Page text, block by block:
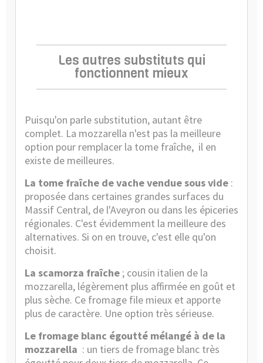
Les autres substituts qui
fonctionnent mieux
Puisqu'on parle substitution, autant être
complet. La mozzarella n'est pas la meilleure
option pour remplacer la tome fraîche, il en
existe de meilleures.
La tome fraîche de vache vendue sous vide :
proposée dans certaines grandes surfaces du
Massif Central, de l'Aveyron ou dans les épiceries
régionales. C'est évidemment la meilleure des
alternatives. Si on en trouve, c'est elle qu'on
choisit.
La scamorza fraîche ; cousin italien de la
mozzarella, légèrement plus affirmée en goût et
plus sèche. Ce fromage file mieux et apporte
plus de caractère. Une option très sérieuse.
Le fromage blanc égoutté mélangé à de la
mozzarella : un tiers de fromage blanc très